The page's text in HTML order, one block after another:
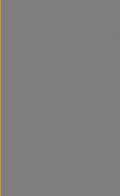
Bildergalerie